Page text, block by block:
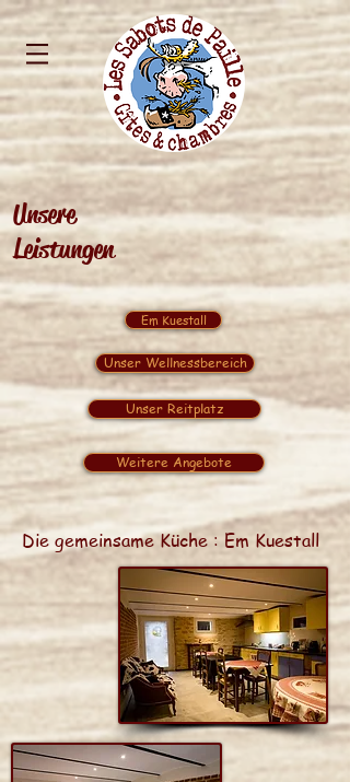
Unsere
Leistungen
Em Kuestall
Unser Wellnessbereich
Unser Reitplatz
Weitere Angebote
Die gemeinsame Küche : Em Kuestall